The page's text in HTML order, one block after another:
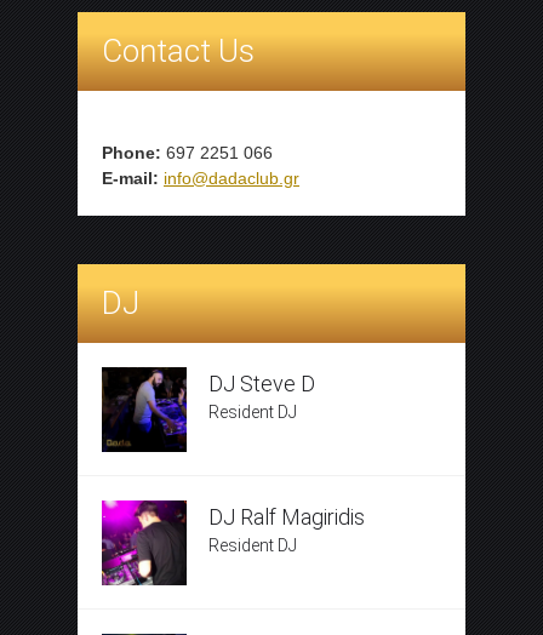
Contact Us
Phone: 697 2251 066
E-mail: info@dadaclub.gr
DJ
DJ Steve D
Resident DJ
DJ Ralf Magiridis
Resident DJ